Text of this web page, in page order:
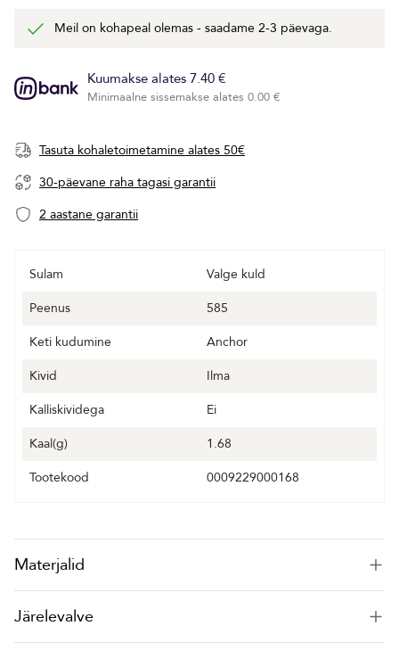
Meil on kohapeal olemas - saadame 2-3 päevaga.
Kuumakse alates 7.40 €
Minimaalne sissemakse alates 0.00 €
Tasuta kohaletoimetamine alates 50€
30-päevane raha tagasi garantii
2 aastane garantii
Sulam
Valge kuld
Peenus
585
Keti kudumine
Anchor
Kivid
Ilma
Kalliskividega
Ei
Kaal(g)
1.68
Tootekood
0009229000168
Materjalid
Järelevalve